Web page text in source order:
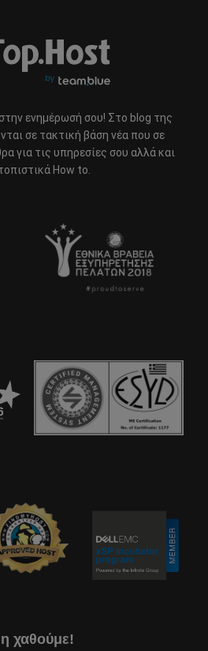
ενημέρωσή σου! Στο blog της
σε τακτική βάση νέα που σε
για τις υπηρεσίες σου αλλά και
How to.
χαθούμε!